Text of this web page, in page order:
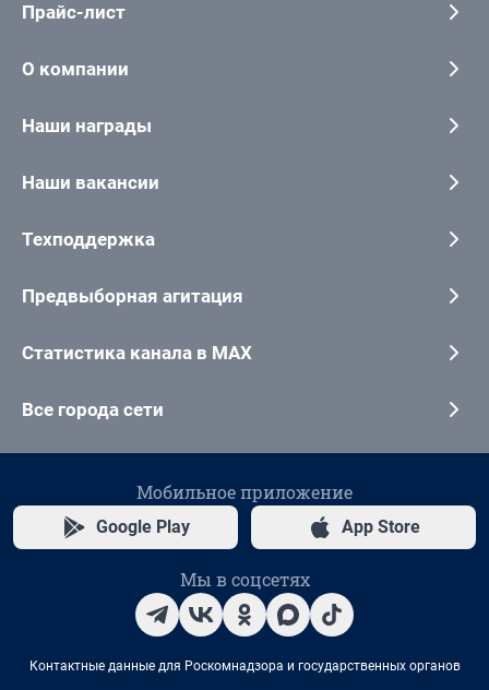
Прайс-лист
О компании
Наши награды
Наши вакансии
Техподдержка
Предвыборная агитация
Статистика канала в MAX
Все города сети
Мобильное приложение
Google Play App Store
Мы в соцсетях
Контактные данные для Роскомнадзора и государственных органов